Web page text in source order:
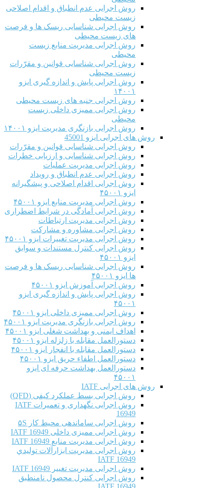
روش اجرایی عدم انطباق و اقدام اصلاحی
زیست محیطی
روش اجرایی شناسایی ریسک ها و فرصت
های زیست محیطی
روش اجرایی مدیریت منابع زیست
محیطی
روش اجرایی شناسایی قوانین و مقرّرات
زیست محیطی
روش اجرایی پایش و اندازه گیری ایزو
۱۴۰۰۱
روش اجرایی جنبه های زیست محیطی
روش اجرایی ممیزی داخلی زیست
محیطی
روش اجرایی بازنگری مدیریت ایزو ۱۴۰۰۱
روش های اجرایی ایزو 45001
روش اجرایی شناسایی قوانین و مقرّرات
روش اجرایی شناسایی و ارزیابی خطرات
روش اجرایی مدیریت عملیات
روش اجرایی عدم انطباق و رویداد
روش اجرایی اقدام اصلاحی و پیشگیرانه
ایزو ۴۵۰۰۱
روش اجرایی مدیریت منابع ایزو ۴۵۰۰۱
روش اجرایی آمادگی در شرایط اضطراری
روش اجرایی مدیریت ارتباطات
روش اجرایی مشاوره و مشارکت
روش اجرایی مدیریت تغییرات ایزو ۴۵۰۰۱
روش اجرایی کنترل مستندات و سوابق
ایزو ۴۵۰۰۱
روش اجرایی شناسایی ریسک ها و فرصت
ها ایزو ۴۵۰۰۱
روش اجرایی آموزش ایزو ۴۵۰۰۱
روش اجرایی پایش و اندازه گیری ایزو
۴۵۰۰۱
روش اجرایی ممیزی داخلی ایزو ۴۵۰۰۱
روش اجرایی بازنگری مدیریت ایزو ۴۵۰۰۱
اهداف ایمنی و بهداشت شغلی ایزو ۴۵۰۰۱
دستورالعمل مقابله با زلزله ایزو ۴۵۰۰۱
دستورالعمل مقابله با انفجار ایزو ۴۵۰۰۱
دستورالعمل اطفاء حریق ایزو ۴۵۰۰۱
دستورالعمل بهداشت حرفه ای ایزو
۴۵۰۰۱
روش های اجرایی IATF
روش اجرایی بسط عملکرد کیفی (QFD)
روش اجرایی نگهداری و تعمیرات IATF
16949
روش اجرایی ساماندهی محیط کار ۵S
روش اجرایی ممیزی داخلی IATF 16949
روش اجرایی مدیریت منابع IATF 16949
روش اجرایی مديريت ابزارآلات توليدي
IATF 16949
روش اجرایی مدیریت تغییر IATF 16949
روش اجرایی کنترل محصول نامنطبق
IATF 16949